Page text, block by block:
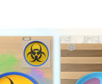
plates and profit!
flow of the paint!
art!